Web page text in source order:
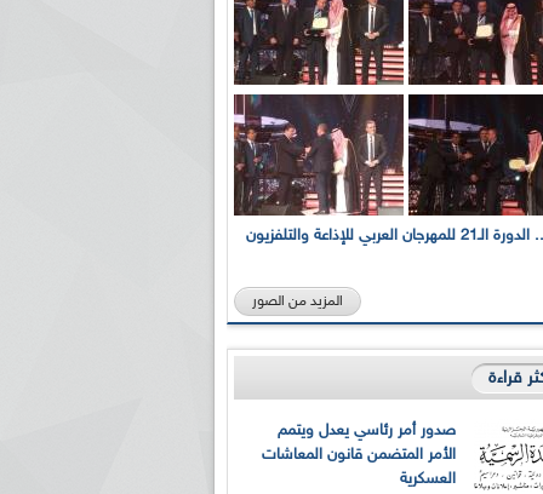
بالصور... الدورة الـ21 للمهرجان العربي للإذاعة والتلفزيون
المزيد من الصور
قراءة
صدور أمر رئاسي يعدل ويتمم
الأمر المتضمن قانون المعاشات
العسكرية